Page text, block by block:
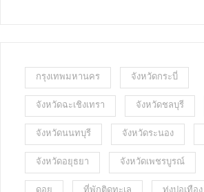
กรุงเทพมหานคร จังหวัดกระบี่
จังหวัดฉะเชิงเทรา จังหวัดชลบุรี
จังหวัดนนทบุรี จังหวัดระนอง
จังหวัดอยุธยา จังหวัดเพชรบูรณ์